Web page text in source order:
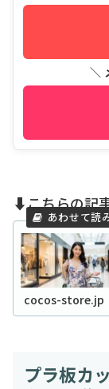
＼
⬇️こちらの記
cocos-store.jp
プラ板カ